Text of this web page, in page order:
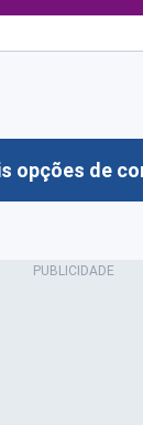
opções de